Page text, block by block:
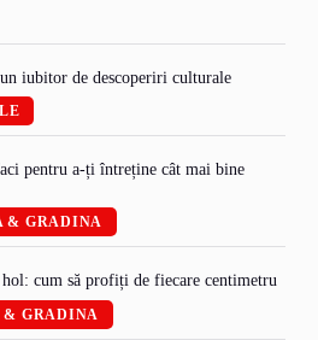
iubitor de descoperiri culturale
pentru a-ți întreține cât mai bine
& GRADINA
cum să profiți de fiecare centimetru
& GRADINA